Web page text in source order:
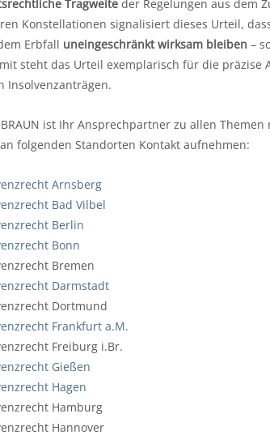
Tragweite der Regelungen aus dem
Konstellationen signalisiert dieses Urteil,
Erbfall uneingeschränkt wirksam bleiben –
steht das Urteil exemplarisch für die präzise
Insolvenzanträgen.
ist Ihr Ansprechpartner zu allen
folgenden Standorten Kontakt aufnehmen:
Arnsberg
Bad Vilbel
Berlin
Bonn
Bremen
Darmstadt
Dortmund
Frankfurt a.M.
Freiburg i.Br.
Gießen
Hagen
Hamburg
Hannover